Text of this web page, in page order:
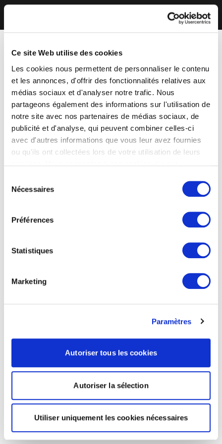
Ce site Web utilise des cookies
Les cookies nous permettent de personnaliser le contenu
et les annonces, d'offrir des fonctionnalités relatives aux
médias sociaux et d'analyser notre trafic. Nous
partageons également des informations sur l'utilisation de
notre site avec nos partenaires de médias sociaux, de
publicité et d'analyse, qui peuvent combiner celles-ci
avec d'autres informations que vous leur avez fournies
ou qu'ils ont collectées lors de votre utilisation de leurs
Nécessaires
Préférences
Statistiques
Marketing
Paramètres
Autoriser tous les cookies
Autoriser la sélection
Utiliser uniquement les cookies nécessaires